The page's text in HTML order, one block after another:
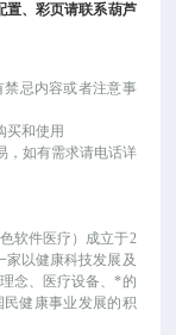
置、彩页请联系葫芦
禁忌内容或者注意事
买和使用
，如有需求请电话详
软件医疗）成立于2
家以健康科技发展及
念、医疗设备、*的
健康事业发展的积